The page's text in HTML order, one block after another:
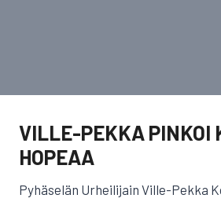
VILLE-PEKKA PINKOI
HOPEAA
Pyhäselän Urheilijain Ville-Pekka